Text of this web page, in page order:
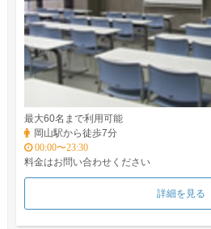
最大60名まで利用可能
岡山駅から徒歩7分
00:00〜23:30
料金はお問い合わせください
詳細を見る